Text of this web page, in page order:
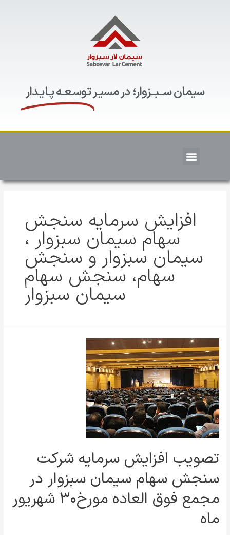
سیمان ســبــزوار؛ در مسیـرتوسـعـه پـایـدار
افزایش سرمایه سنجش
سهام سیمان سبزوار ،
سیمان سبزوار و سنجش
سهام، سنجش سهام
سیمان سبزوار
تصویب افزایش سرمایه شرکت
سنجش سهام سیمان سبزوار در
مجمع فوق العاده مورخ۳۰ شهریور
ماه